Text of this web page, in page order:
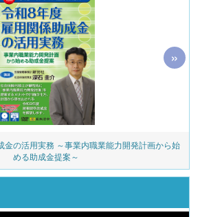
金の活用実務 ～事業内職業能力開発計画から始
める助成金提案～
»